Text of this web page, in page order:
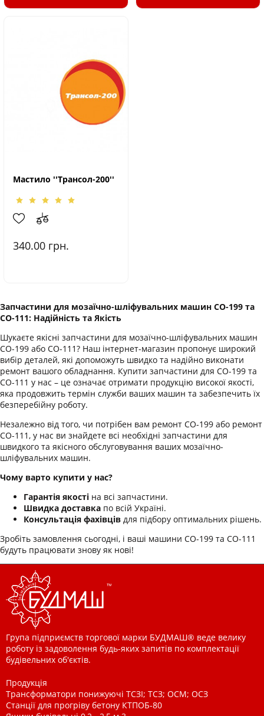
Мастило ''Трансол-200''
340.00 грн.
Запчастини для мозаїчно-шліфувальних машин СО-199 та
СО-111: Надійність та Якість
Шукаєте якісні запчастини для мозаїчно-шліфувальних машин
СО-199 або СО-111? Наш інтернет-магазин пропонує широкий
вибір деталей, які допоможуть швидко та надійно виконати
ремонт вашого обладнання. Купити запчастини для СО-199 та
СО-111 у нас – це означає отримати продукцію високої якості,
яка продовжить термін служби ваших машин та забезпечить їх
безперебійну роботу.
Незалежно від того, чи потрібен вам ремонт СО-199 або ремонт
СО-111, у нас ви знайдете всі необхідні запчастини для
швидкого та якісного обслуговування ваших мозаїчно-
шліфувальних машин.
Чому варто купити у нас?
Гарантія якості на всі запчастини.
Швидка доставка по всій Україні.
Консультація фахівців для підбору оптимальних рішень.
Зробіть замовлення сьогодні, і ваші машини СО-199 та СО-111
будуть працювати знову як нові!
Група підприємств торгової марки БУДМАШ® веде велику
роботу із задоволення будь-яких запитів по комплектації
будівельних об'єктів.
Продукція
Трансформатори понижуючі ТСЗІ; ТСЗ; ОСМ; ОСЗ
Станції для прогріву бетону КТПОБ-80